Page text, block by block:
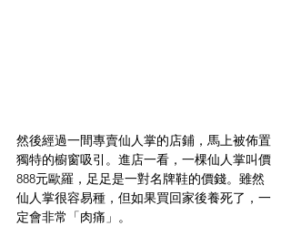
然後經過一間專賣仙人掌的店鋪，馬上被佈置
獨特的櫥窗吸引。進店一看，一棵仙人掌叫價
888元歐羅，足足是一對名牌鞋的價錢。雖然
仙人掌很容易種，但如果買回家後養死了，一
定會非常「肉痛」。